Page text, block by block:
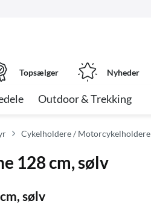
Topsælger Nyheder
Outdoor & Trekking
Cykelholdere / Motorcykelholdere
128 cm, sølv
sølv